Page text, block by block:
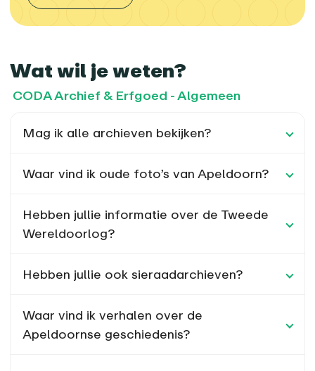
Wat wil je weten?
CODA Archief & Erfgoed - Algemeen
Mag ik alle archieven bekijken?
Waar vind ik oude foto’s van Apeldoorn?
Hebben jullie informatie over de Tweede
Wereldoorlog?
Hebben jullie ook sieraadarchieven?
Waar vind ik verhalen over de
Apeldoornse geschiedenis?